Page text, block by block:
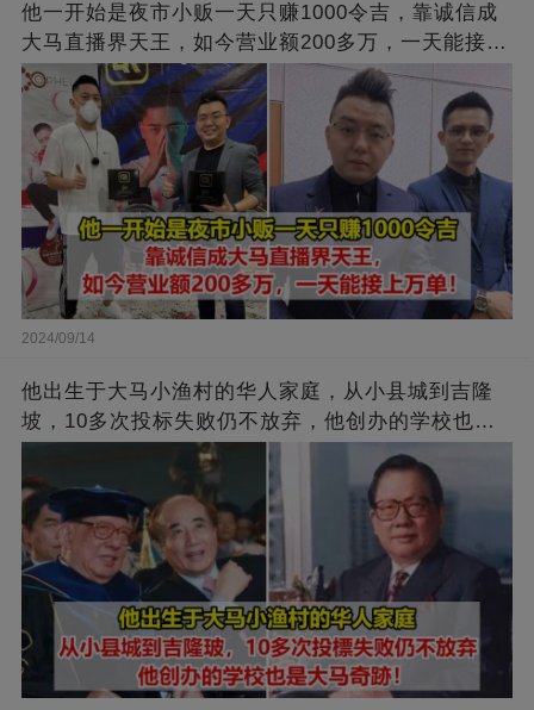
他一开始是夜市小贩一天只赚1000令吉，靠诚信成
大马直播界天王，如今营业额200多万，一天能接上
万单
2024/09/14
他出生于大马小渔村的华人家庭，从小县城到吉隆
坡，10多次投标失败仍不放弃，他创办的学校也是